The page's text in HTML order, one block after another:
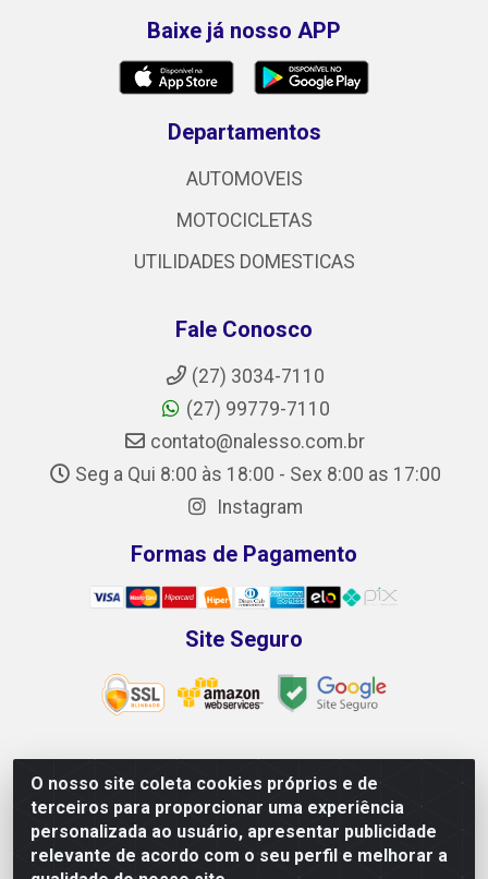
O nosso site coleta cookies próprios e de
terceiros para proporcionar uma experiência
personalizada ao usuário, apresentar publicidade
relevante de acordo com o seu perfil e melhorar a
Baixe já nosso APP
Departamentos
AUTOMOVEIS
MOTOCICLETAS
UTILIDADES DOMESTICAS
Fale Conosco
(27) 3034-7110
(27) 99779-7110
contato@nalesso.com.br
Seg a Qui 8:00 às 18:00 - Sex 8:00 as 17:00
Instagram
Formas de Pagamento
Site Seguro
NALESSO DISTRIBUIDORA DE AUTO PEÇAS LTDA -
CNPJ 29.722.419/0001-39 - Rua Paulo Afonso, 10 -
Galpão 02 e 03 - Alecrim, Vila Velha/ES - CEP 29118-033